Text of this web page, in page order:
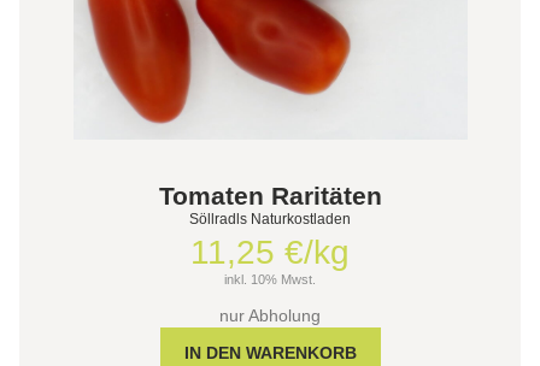
Tomaten Raritäten
Söllradls Naturkostladen
11,25 €/kg
inkl. 10% Mwst.
nur Abholung